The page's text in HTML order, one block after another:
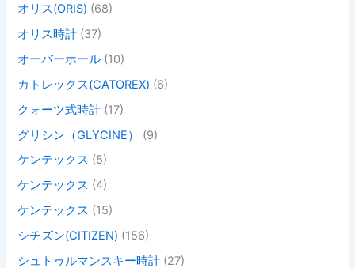
オリス(ORIS) (68)
オリス時計 (37)
オーバーホール (10)
カトレックス(CATOREX) (6)
クォーツ式時計 (17)
グリシン（GLYCINE）
(9)
ケンテックス (5)
ケンテックス (4)
ケンテックス (15)
シチズン(CITIZEN) (156)
シュトゥルマンスキー時計 (27)